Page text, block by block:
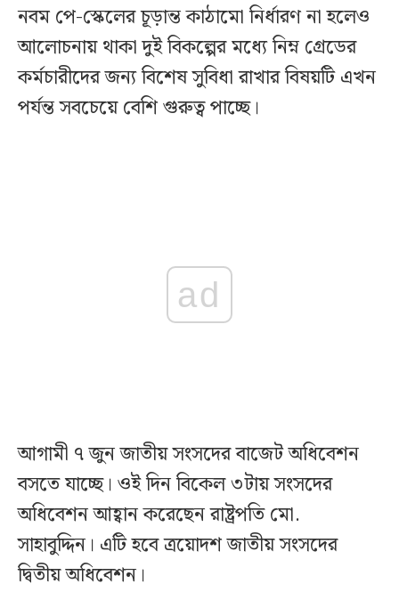
নবম পে-স্কেলের চূড়ান্ত কাঠামো নির্ধারণ না হলেও
আলোচনায় থাকা দুই বিকল্পের মধ্যে নিম্ন গ্রেডের
কর্মচারীদের জন্য বিশেষ সুবিধা রাখার বিষয়টি এখন
পর্যন্ত সবচেয়ে বেশি গুরুত্ব পাচ্ছে।
ad
আগামী ৭ জুন জাতীয় সংসদের বাজেট অধিবেশন
বসতে যাচ্ছে। ওই দিন বিকেল ৩টায় সংসদের
অধিবেশন আহ্বান করেছেন রাষ্ট্রপতি মো.
সাহাবুদ্দিন। এটি হবে ত্রয়োদশ জাতীয় সংসদের
দ্বিতীয় অধিবেশন।